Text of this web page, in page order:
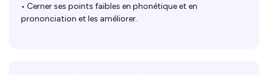
• Cerner ses points faibles en phonétique et en
prononciation et les améliorer.